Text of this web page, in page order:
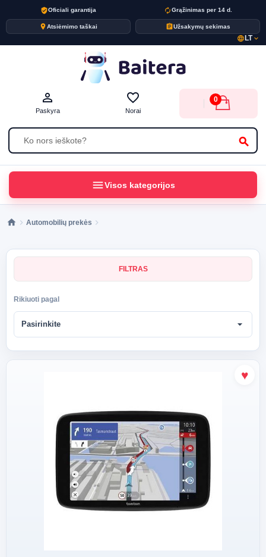
verified_userOficiali garantija autorenewGrąžinimas per 14 d.
placeAtsiėmimo taškai assignmentUžsakymų sekimas
language LTexpand_more
search
person_outline
Paskyra
favorite_border
Norai
0
menuVisos kategorijos
Automobilių prekės
FILTRAS
Rikiuoti pagal
Pasirinkite arrow_drop_down